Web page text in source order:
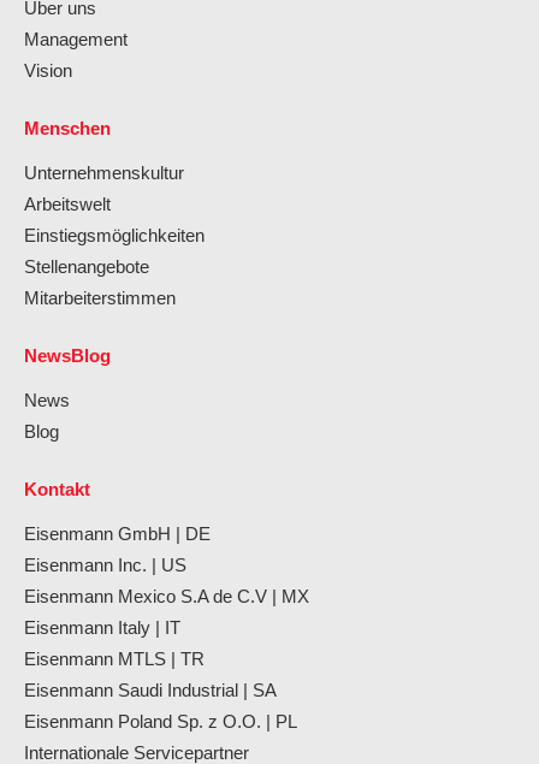
Über uns
Management
Vision
Menschen
Unternehmenskultur
Arbeitswelt
Einstiegsmöglichkeiten
Stellenangebote
Mitarbeiterstimmen
NewsBlog
News
Blog
Kontakt
Eisenmann GmbH | DE
Eisenmann Inc. | US
Eisenmann Mexico S.A de C.V | MX
Eisenmann Italy | IT
Eisenmann MTLS | TR
Eisenmann Saudi Industrial | SA
Eisenmann Poland Sp. z O.O. | PL
Internationale Servicepartner